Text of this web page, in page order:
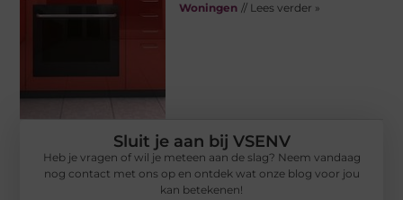
Woningen // Lees verder »
Sluit je aan bij VSENV
Heb je vragen of wil je meteen aan de slag? Neem vandaag
nog contact met ons op en ontdek wat onze blog voor jou
kan betekenen!